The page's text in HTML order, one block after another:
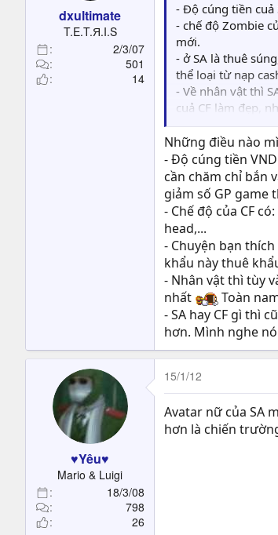
e
r
dxultimate
T.E.T.Я.I.S
2/3/07
501
14
- Độ cúng tiền cuả
- chế độ Zombie
mới.
- ở SA là thuê
thể loại từ nạp
- Về nhân vật thì
cuả CF làm đẹp,
- Tính đến thời
nổi, người chơi
khi thấy cheat
Những điều nào
- Độ cúng tiền
cần chăm chỉ bắn
giảm số GP game
- Chế độ của CF
head,...
- Chuyện bạn
khẩu này thuê
- Nhân vật thì tùy
nhất
Toàn
- SA hay CF gì thì
hơn. Mình nghe
♥Yêu♥
Mario & Luigi
18/3/08
798
26
15/1/12
Avatar nữ của SA
hơn là chiến